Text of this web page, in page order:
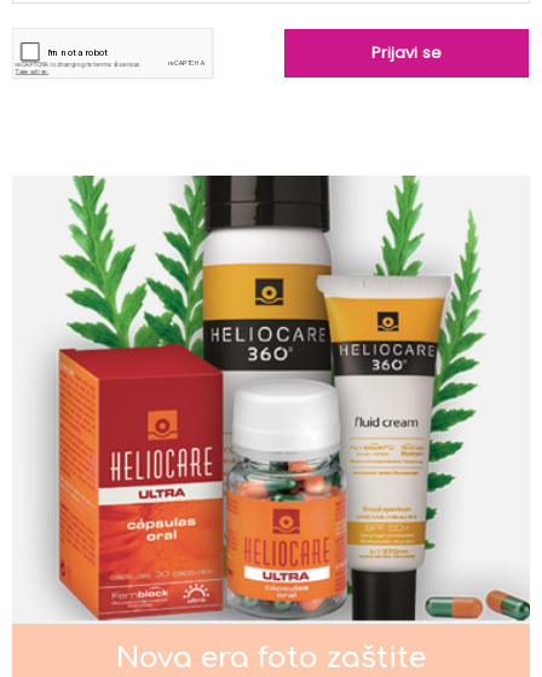
Nova era foto zaštite
Nega kože oko očiju
Nega normalne kože lica
Nega masne i mešovite kože lica